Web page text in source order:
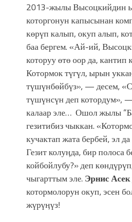
2013-жылы Высоцкийдин
которгонун капысынан
көрүп калып, окуп алып,
баа бергем. «Ай-ий,
которуу өтө оор да, кантип
Котормок түгүл, ырын
түшүнбөйбүз», — десем,
түшүнсүн деп котордум»,
калаар эле… Ошол жылы
гезитибиз чыккан.
кучактап жата бербей, эл
Гезит колуӊда, бир полоса
койбойлубу?» деп
чыгарттым эле. Эрнис
котормолорун окуп, эсен
жүрүӊүз!